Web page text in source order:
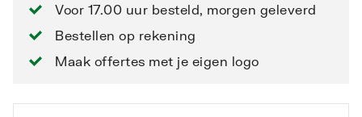
Voor 17.00 uur besteld, morgen geleverd
Bestellen op rekening
Maak offertes met je eigen logo